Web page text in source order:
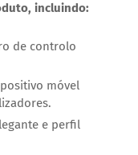
, incluindo:
de controlo
móvel
e perfil